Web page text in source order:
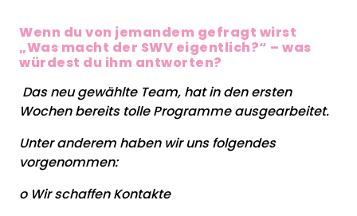
Wenn du von jemandem gefragt wirst
„Was macht der SWV eigentlich?“ – was
würdest du ihm antworten?
Das neu gewählte Team, hat in den ersten
Wochen bereits tolle Programme ausgearbeitet.
Unter anderem haben wir uns folgendes
vorgenommen:
o Wir schaffen Kontakte